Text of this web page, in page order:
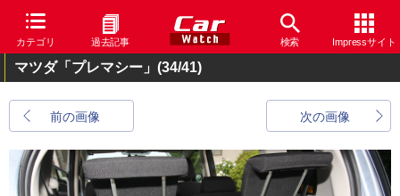
カテゴリ 過去記事 検索 Impressサイト
マツダ「プレマシー」 (34/41)
前の画像 次の画像